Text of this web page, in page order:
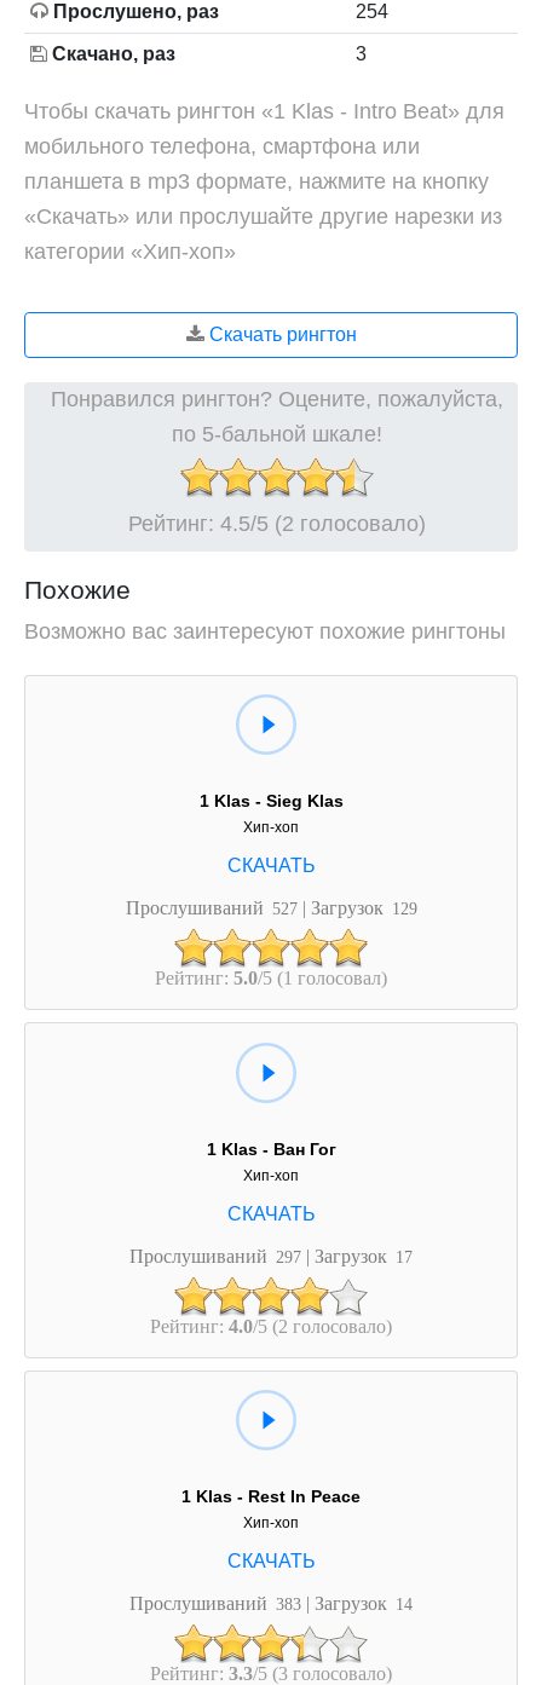
Прослушено, раз 254
Скачано, раз 3
Чтобы скачать рингтон «1 Klas - Intro Beat» для
мобильного телефона, смартфона или
планшета в mp3 формате, нажмите на кнопку
«Скачать» или прослушайте другие нарезки из
категории «Хип-хоп»
Скачать рингтон
Понравился рингтон? Оцените, пожалуйста,
по 5-бальной шкале!
Рейтинг: 4.5/5 (2 голосовало)
Похожие
Возможно вас заинтересуют похожие рингтоны
1 Klas - Sieg Klas
Хип-хоп
Прослушиваний 527 | Загрузок 129
Рейтинг: 5.0/5 (1 голосовал)
1 Klas - Ван Гог
Хип-хоп
Прослушиваний 297 | Загрузок 17
Рейтинг: 4.0/5 (2 голосовало)
1 Klas - Rest In Peace
Хип-хоп
Прослушиваний 383 | Загрузок 14
Рейтинг: 3.3/5 (3 голосовало)